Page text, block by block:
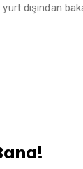
yurt dışından